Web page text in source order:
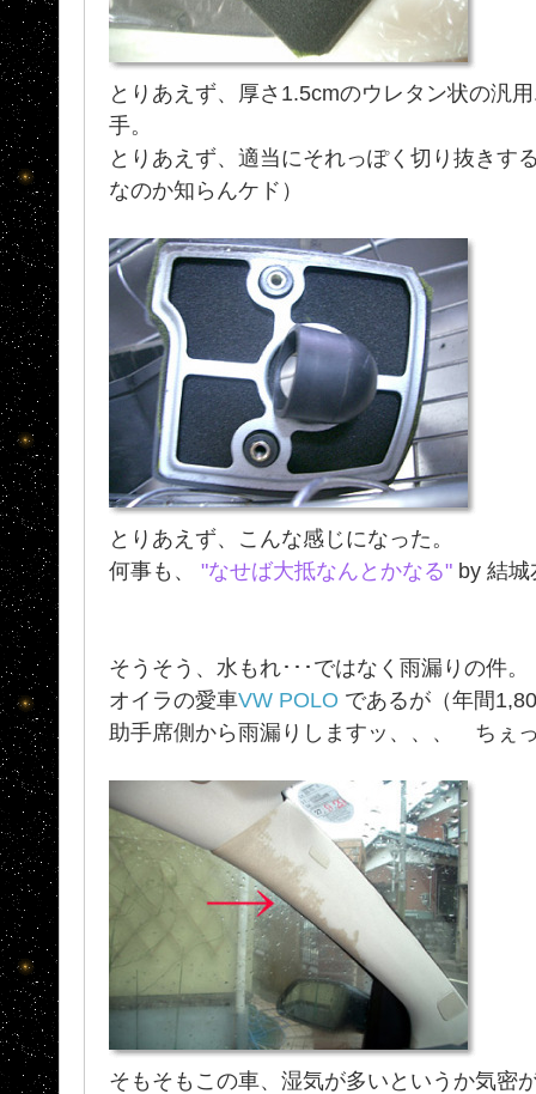
とりあえず、厚さ1.5cmのウレタン状の汎
手。
とりあえず、適当にそれっぽく切り抜きす
なのか知らんケド）
とりあえず、こんな感じになった。
何事も、 "なせば大抵なんとかなる" by 結
そうそう、水もれ･･･ではなく雨漏りの件。
オイラの愛車VW POLO であるが（年間
助手席側から雨漏りしますッ、、、 ちぇ
そもそもこの車、湿気が多いというか気密